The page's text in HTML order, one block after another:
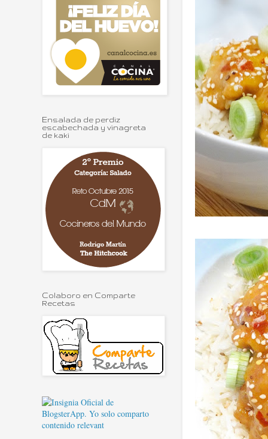
Ensalada de perdiz
escabechada y vinagreta
de kaki
Colaboro en Comparte
Recetas